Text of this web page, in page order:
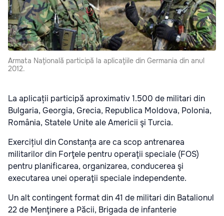
Armata Naţională participă la aplicaţiile din Germania din anul
2012.
La aplicații participă aproximativ 1.500 de militari din
Bulgaria, Georgia, Grecia, Republica Moldova, Polonia,
România, Statele Unite ale Americii şi Turcia.
Exercițiul din Constanța are ca scop antrenarea
militarilor din Forţele pentru operaţii speciale (FOS)
pentru planificarea, organizarea, conducerea şi
executarea unei operaţii speciale independente.
Un alt contingent format din 41 de militari din Batalionul
22 de Menţinere a Păcii, Brigada de infanterie